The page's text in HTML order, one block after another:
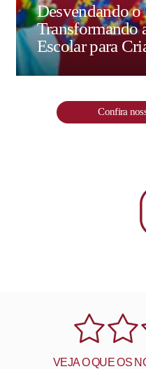
Desvendando
Transformando
Escolar para
Confira
VEJA O QUE OS